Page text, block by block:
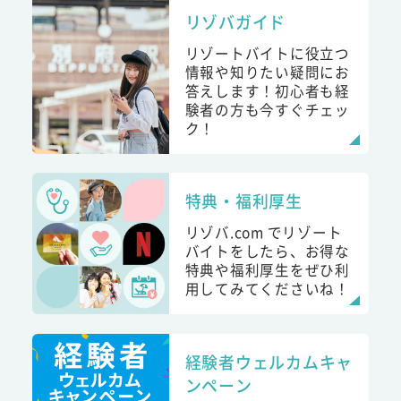
リゾバガイド
リゾートバイトに役立つ
情報や知りたい疑問にお
答えします！初心者も経
験者の方も今すぐチェッ
ク！
特典・福利厚生
リゾバ.com でリゾート
バイトをしたら、お得な
特典や福利厚生をぜひ利
用してみてくださいね！
経験者ウェルカムキャ
ンペーン